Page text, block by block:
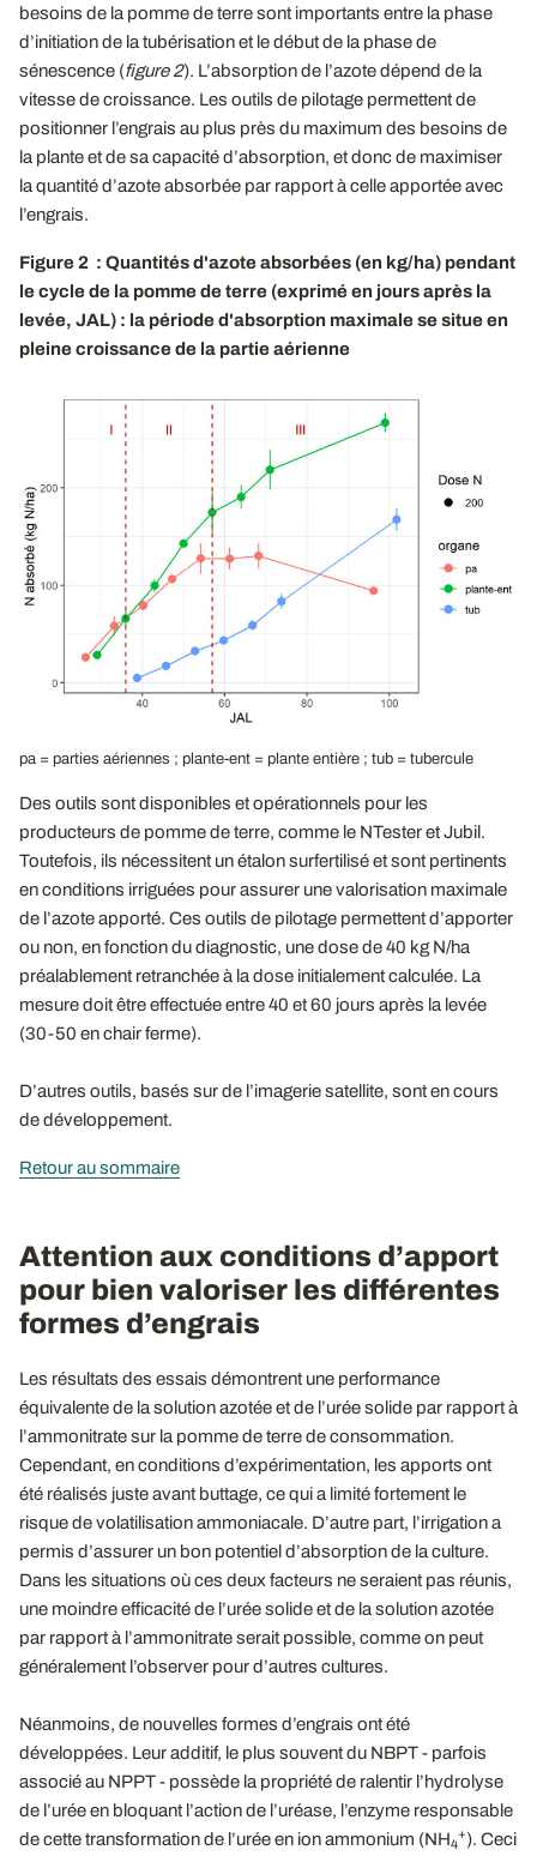
besoins de la pomme de terre sont importants entre la phase
d’initiation de la tubérisation et le début de la phase de
sénescence (figure 2). L’absorption de l’azote dépend de la
vitesse de croissance. Les outils de pilotage permettent de
positionner l’engrais au plus près du maximum des besoins de
la plante et de sa capacité d’absorption, et donc de maximiser
la quantité d’azote absorbée par rapport à celle apportée avec
l’engrais.
Figure 2 : Quantités d'azote absorbées (en kg/ha) pendant
le cycle de la pomme de terre (exprimé en jours après la
levée, JAL) : la période d'absorption maximale se situe en
pleine croissance de la partie aérienne
pa = parties aériennes ; plante-ent = plante entière ; tub = tubercule
Des outils sont disponibles et opérationnels pour les
producteurs de pomme de terre, comme le NTester et Jubil.
Toutefois, ils nécessitent un étalon surfertilisé et sont pertinents
en conditions irriguées pour assurer une valorisation maximale
de l’azote apporté. Ces outils de pilotage permettent d’apporter
ou non, en fonction du diagnostic, une dose de 40 kg N/ha
préalablement retranchée à la dose initialement calculée. La
mesure doit être effectuée entre 40 et 60 jours après la levée
(30-50 en chair ferme).
D’autres outils, basés sur de l’imagerie satellite, sont en cours
de développement.
Retour au sommaire
Attention aux conditions d’apport
pour bien valoriser les différentes
formes d’engrais
Les résultats des essais démontrent une performance
équivalente de la solution azotée et de l’urée solide par rapport à
l’ammonitrate sur la pomme de terre de consommation.
Cependant, en conditions d’expérimentation, les apports ont
été réalisés juste avant buttage, ce qui a limité fortement le
risque de volatilisation ammoniacale. D’autre part, l’irrigation a
permis d’assurer un bon potentiel d’absorption de la culture.
Dans les situations où ces deux facteurs ne seraient pas réunis,
une moindre efficacité de l’urée solide et de la solution azotée
par rapport à l’ammonitrate serait possible, comme on peut
généralement l’observer pour d’autres cultures.
Néanmoins, de nouvelles formes d’engrais ont été
développées. Leur additif, le plus souvent du NBPT - parfois
associé au NPPT - possède la propriété de ralentir l’hydrolyse
de l’urée en bloquant l’action de l’uréase, l’enzyme responsable
de cette transformation de l’urée en ion ammonium (NH4
+). Ceci